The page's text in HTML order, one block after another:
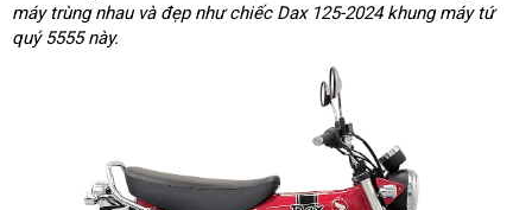
máy trùng nhau và đẹp như chiếc Dax 125-2024 khung máy tứ
quý 5555 này.